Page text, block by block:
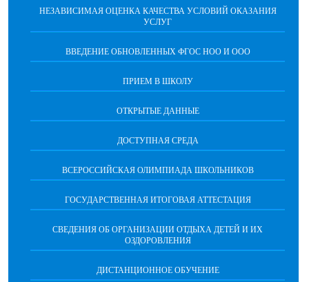
НЕЗАВИСИМАЯ ОЦЕНКА КАЧЕСТВА УСЛОВИЙ ОКАЗАНИЯ
УСЛУГ
ВВЕДЕНИЕ ОБНОВЛЕННЫХ ФГОС НОО И ООО
ПРИЕМ В ШКОЛУ
ОТКРЫТЫЕ ДАННЫЕ
ДОСТУПНАЯ СРЕДА
ВСЕРОССИЙСКАЯ ОЛИМПИАДА ШКОЛЬНИКОВ
ГОСУДАРСТВЕННАЯ ИТОГОВАЯ АТТЕСТАЦИЯ
СВЕДЕНИЯ ОБ ОРГАНИЗАЦИИ ОТДЫХА ДЕТЕЙ И ИХ
ОЗДОРОВЛЕНИЯ
ДИСТАНЦИОННОЕ ОБУЧЕНИЕ